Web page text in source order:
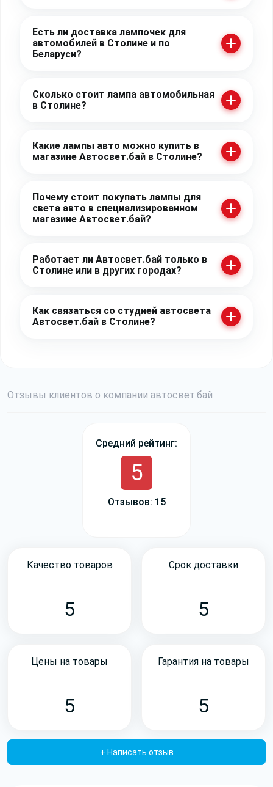
Есть ли доставка лампочек для
автомобилей в Столине и по
Беларуси?
Сколько стоит лампа автомобильная
в Столине?
Какие лампы авто можно купить в
магазине Автосвет.бай в Столине?
Почему стоит покупать лампы для
света авто в специализированном
магазине Автосвет.бай?
Работает ли Автосвет.бай только в
Столине или в других городах?
Как связаться со студией автосвета
Автосвет.бай в Столине?
Отзывы клиентов о компании автосвет.бай
Средний рейтинг:
5
Отзывов: 15
+ Написать отзыв
Качество товаров
5
Срок доставки
5
Цены на товары
5
Гарантия на товары
5